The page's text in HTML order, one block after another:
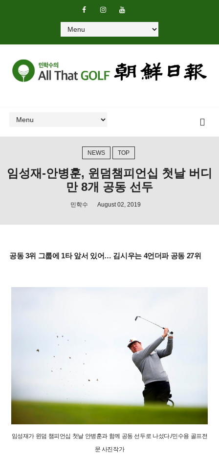
NEWS TOP
임성재-안병훈, 윈덤챔피언십 첫날 버디
만 8개 공동 선두
민학수 August 02, 2019
공동 3위 그룹에 1타 앞서 있어… 김시우는 4언더파 공동 27위
임성재가 윈덤 챔피언십 첫날 안병훈과 함께 공동 선두로 나섰다./민수용 골프전
문 사진작가